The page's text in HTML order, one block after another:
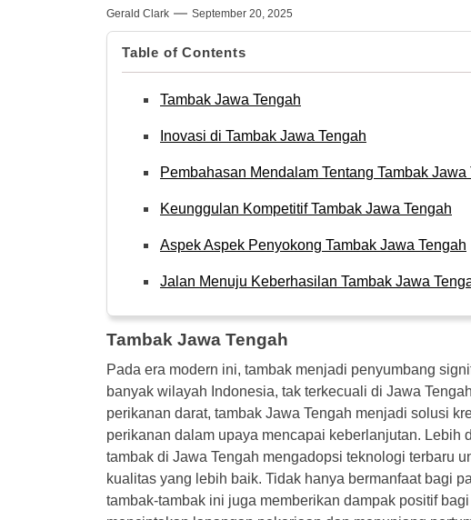
Gerald Clark September 20, 2025
Table of Contents
Tambak Jawa Tengah
Inovasi di Tambak Jawa Tengah
Pembahasan Mendalam Tentang Tambak Jawa
Keunggulan Kompetitif Tambak Jawa Tengah
Aspek Aspek Penyokong Tambak Jawa Tengah
Jalan Menuju Keberhasilan Tambak Jawa
Tambak Jawa Tengah
Pada era modern ini, tambak menjadi penyumbang
banyak wilayah Indonesia, tak terkecuali di Jawa
perikanan darat, tambak Jawa Tengah menjadi solusi
perikanan dalam upaya mencapai keberlanjutan. Lebih
tambak di Jawa Tengah mengadopsi teknologi terbaru
kualitas yang lebih baik. Tidak hanya bermanfaat bagi
tambak-tambak ini juga memberikan dampak positif